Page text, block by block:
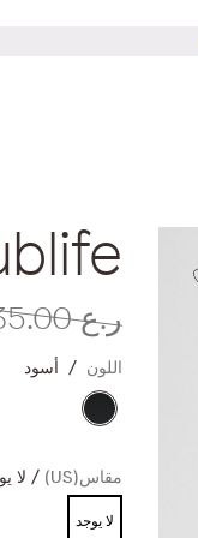
ر.ع 35.00
اللون أسود
مقاس(US) لا
لا يوجد